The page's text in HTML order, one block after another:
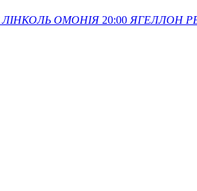
ЛІНКОЛЬ ОМОНІЯ 20:00 ЯГЕЛЛОН